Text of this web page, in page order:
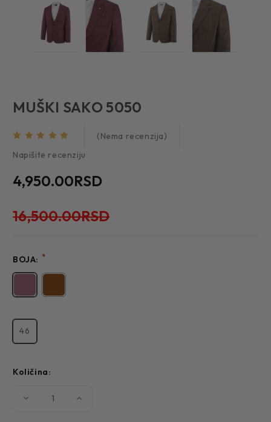
MUŠKI SAKO 5050
(Nema recenzija)
Napišite recenziju
4,950.00RSD
16,500.00RSD
BOJA: *
46
Količina:
Smanjite Povećajte